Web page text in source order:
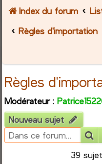
Index du forum
Règles d'importation
Règles
Modérateur :
Nouveau sujet
39